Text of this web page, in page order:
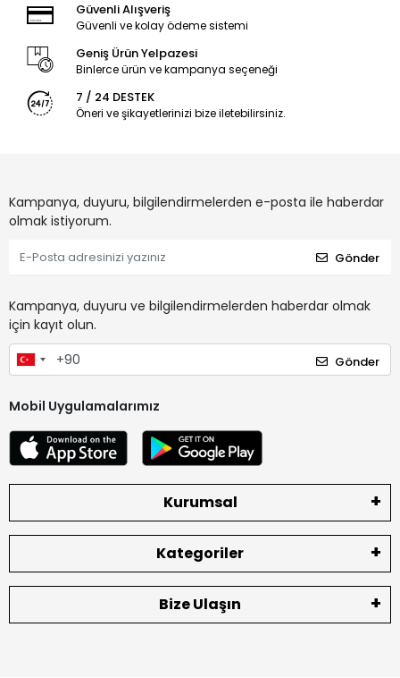
Güvenli Alışveriş
Güvenli ve kolay ödeme sistemi
Geniş Ürün Yelpazesi
Binlerce ürün ve kampanya seçeneği
7 / 24 DESTEK
Öneri ve şikayetlerinizi bize iletebilirsiniz.
Kampanya, duyuru, bilgilendirmelerden e-posta ile haberdar
olmak istiyorum.
Gönder
Kampanya, duyuru ve bilgilendirmelerden haberdar olmak
için kayıt olun.
Gönder
Mobil Uygulamalarımız
Kurumsal
Kategoriler
Bize Ulaşın